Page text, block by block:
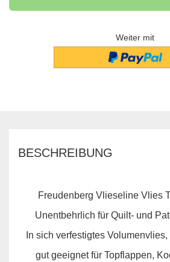
Weiter mit
BESCHREIBUNG
Freudenberg Vlieseline Vlies
Unentbehrlich für Quilt- und
In sich verfestigtes
gut geeignet für Topflappen,